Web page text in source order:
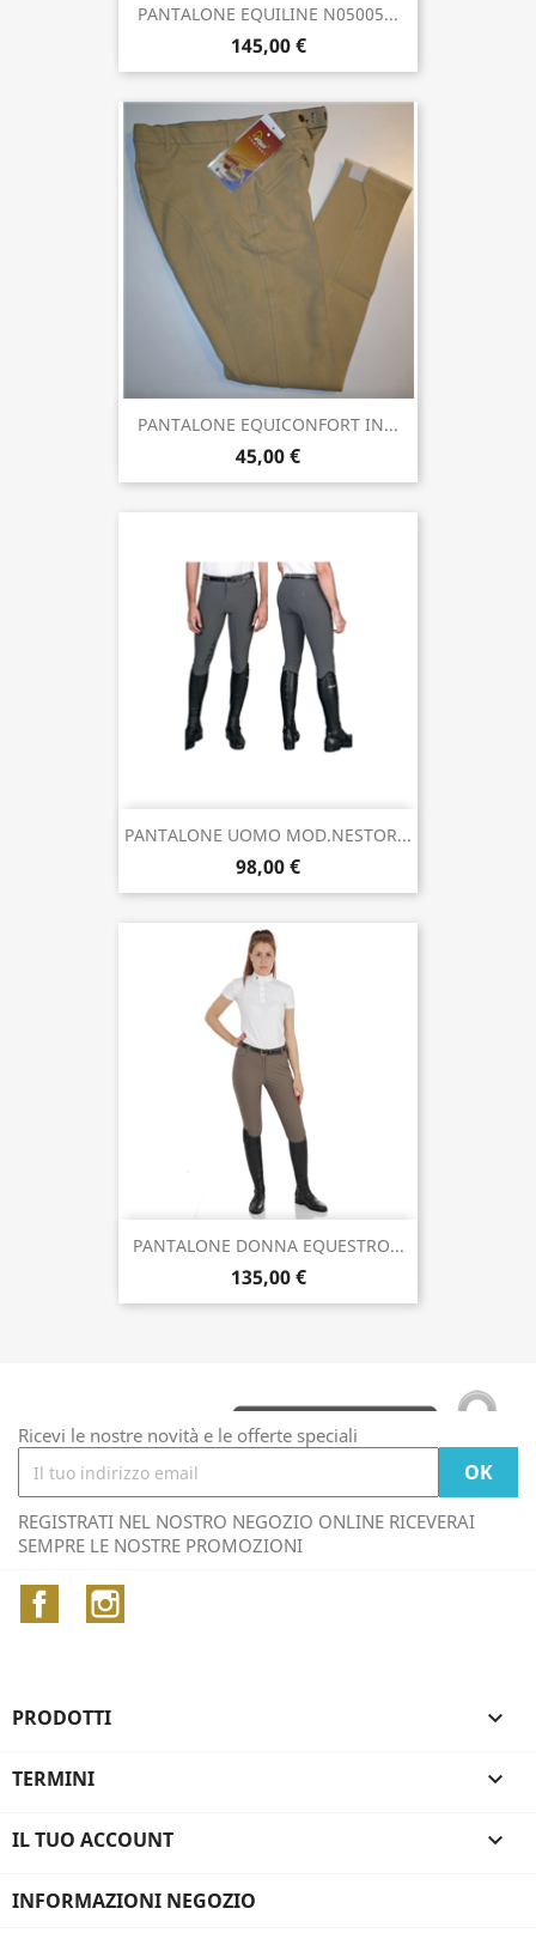
PANTALONE EQUILINE N05005...
145,00 €
PANTALONE EQUICONFORT IN...
45,00 €
PANTALONE UOMO MOD.NESTOR...
98,00 €
PANTALONE DONNA EQUESTRO...
135,00 €
Ricevi le nostre novità e le offerte speciali
REGISTRATI NEL NOSTRO NEGOZIO ONLINE RICEVERAI
SEMPRE LE NOSTRE PROMOZIONI
Facebook
PRODOTTI 
TERMINI 
IL TUO ACCOUNT 
INFORMAZIONI NEGOZIO